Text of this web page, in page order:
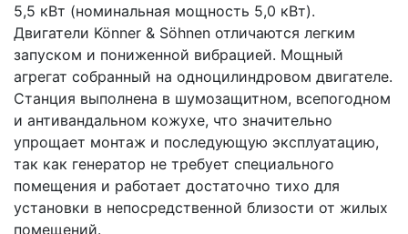
5,5 кВт (номинальная мощность 5,0 кВт).
Двигатели Könner & Söhnen отличаются легким
запуском и пониженной вибрацией. Мощный
агрегат собранный на одноцилиндровом двигателе.
Станция выполнена в шумозащитном, всепогодном
и антивандальном кожухе, что значительно
упрощает монтаж и последующую эксплуатацию,
так как генератор не требует специального
помещения и работает достаточно тихо для
установки в непосредственной близости от жилых
помещений.